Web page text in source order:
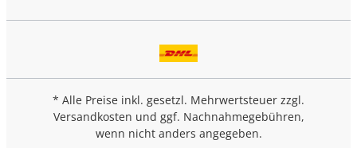
* Alle Preise inkl. gesetzl. Mehrwertsteuer zzgl.
Versandkosten und ggf. Nachnahmegebühren,
wenn nicht anders angegeben.